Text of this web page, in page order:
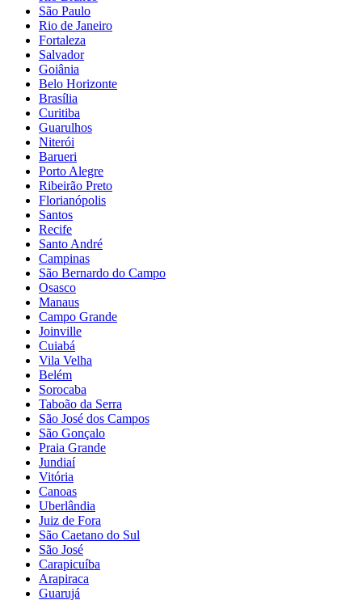
São Paulo
Rio de Janeiro
Fortaleza
Salvador
Goiânia
Belo Horizonte
Brasília
Curitiba
Guarulhos
Niterói
Barueri
Porto Alegre
Ribeirão Preto
Florianópolis
Santos
Recife
Santo André
Campinas
São Bernardo do Campo
Osasco
Manaus
Campo Grande
Joinville
Cuiabá
Vila Velha
Belém
Sorocaba
Taboão da Serra
São José dos Campos
São Gonçalo
Praia Grande
Jundiaí
Vitória
Canoas
Uberlândia
Juiz de Fora
São Caetano do Sul
São José
Carapicuíba
Arapiraca
Guarujá